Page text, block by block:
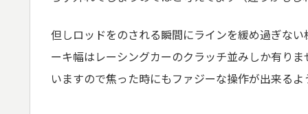
但しロッドをのされる瞬間にラインを緩め過ぎな
ーキ幅はレーシングカーのクラッチ並みしか有り
いますので焦った時にもファジーな操作が出来る